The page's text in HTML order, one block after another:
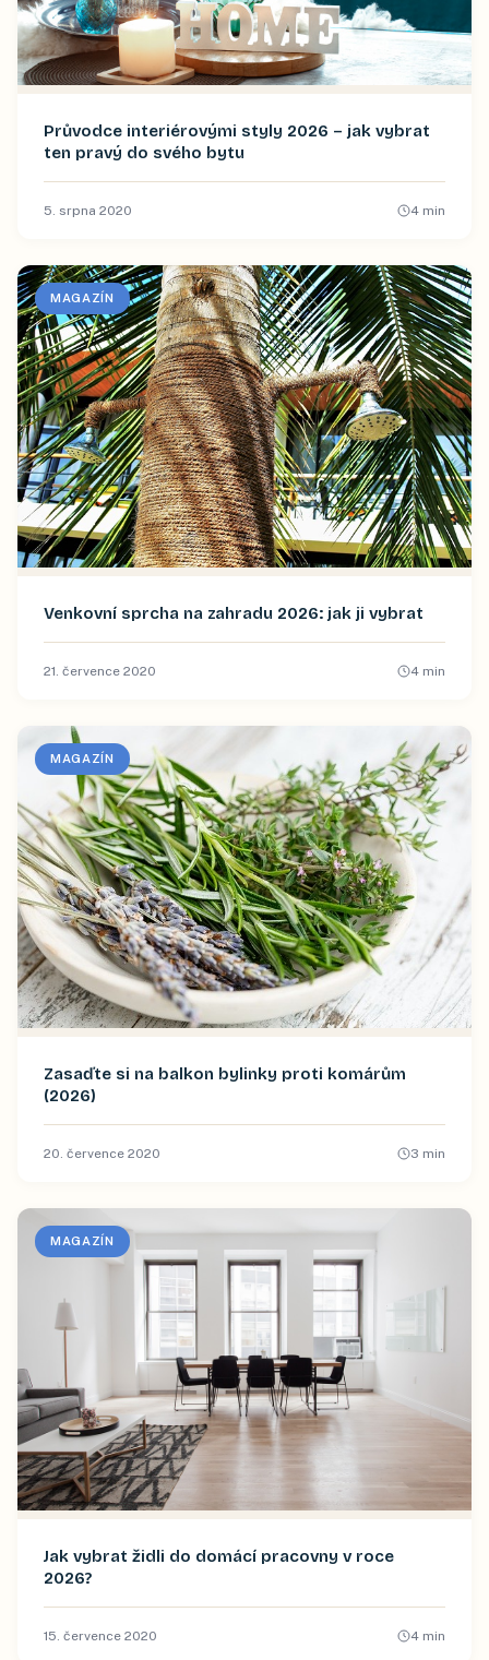
Průvodce interiérovými styly 2026 – jak vybrat
ten pravý do svého bytu
5. srpna 2020 4 min
MAGAZÍN
Venkovní sprcha na zahradu 2026: jak ji vybrat
21. července 2020 4 min
MAGAZÍN
Zasaďte si na balkon bylinky proti komárům
(2026)
20. července 2020 3 min
MAGAZÍN
Jak vybrat židli do domácí pracovny v roce
2026?
15. července 2020 4 min